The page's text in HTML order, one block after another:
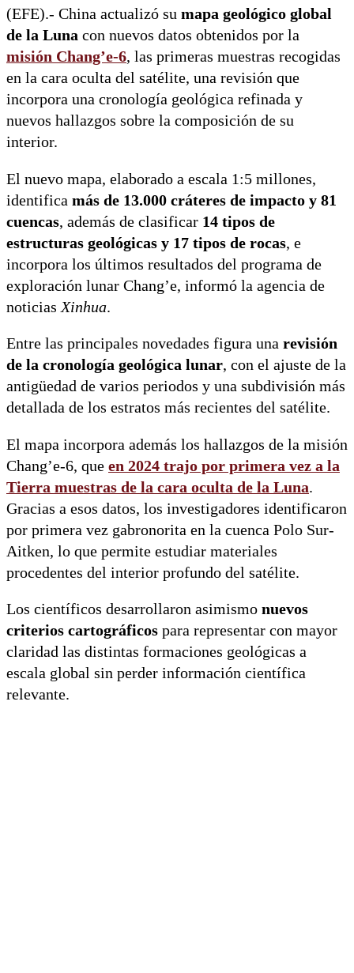
(EFE).- China actualizó su mapa geológico global
de la Luna con nuevos datos obtenidos por la
misión Chang’e-6, las primeras muestras recogidas
en la cara oculta del satélite, una revisión que
incorpora una cronología geológica refinada y
nuevos hallazgos sobre la composición de su
interior.
El nuevo mapa, elaborado a escala 1:5 millones,
identifica más de 13.000 cráteres de impacto y 81
cuencas, además de clasificar 14 tipos de
estructuras geológicas y 17 tipos de rocas, e
incorpora los últimos resultados del programa de
exploración lunar Chang’e, informó la agencia de
noticias Xinhua.
Entre las principales novedades figura una revisión
de la cronología geológica lunar, con el ajuste de la
antigüedad de varios periodos y una subdivisión más
detallada de los estratos más recientes del satélite.
El mapa incorpora además los hallazgos de la misión
Chang’e-6, que en 2024 trajo por primera vez a la
Tierra muestras de la cara oculta de la Luna.
Gracias a esos datos, los investigadores identificaron
por primera vez gabronorita en la cuenca Polo Sur-
Aitken, lo que permite estudiar materiales
procedentes del interior profundo del satélite.
Los científicos desarrollaron asimismo nuevos
criterios cartográficos para representar con mayor
claridad las distintas formaciones geológicas a
escala global sin perder información científica
relevante.